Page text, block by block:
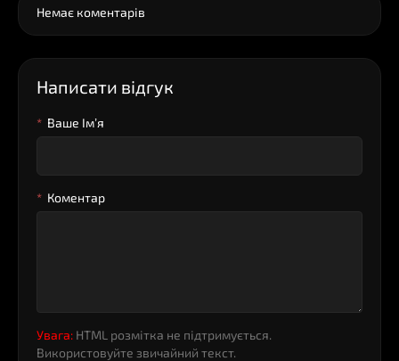
Немає коментарів
Написати відгук
Ваше Iм’я
Коментар
Увага: HTML розмітка не підтримується.
Використовуйте звичайний текст.